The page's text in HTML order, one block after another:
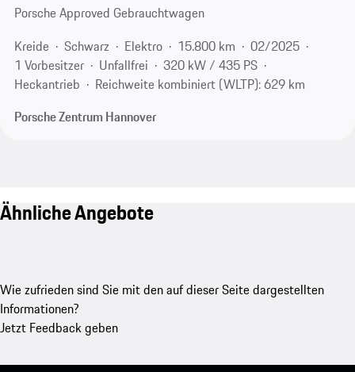
Porsche Approved Gebrauchtwagen
Kreide
Schwarz Elektro 15.800 km
02/2025
1 Vorbesitzer
Unfallfrei
320 kW / 435 PS
Heckantrieb
Reichweite kombiniert (WLTP): 629 km
Porsche Zentrum Hannover
Ähnliche Angebote
Wie zufrieden sind Sie mit den auf dieser Seite dargestellten
Informationen?
Jetzt Feedback geben